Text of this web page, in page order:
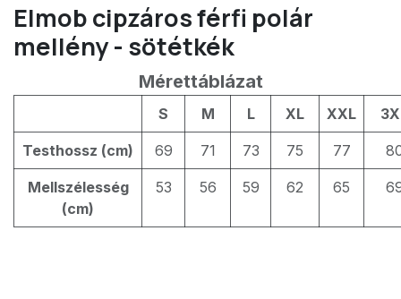
Elmob cipzáros férfi polár
mellény - sötétkék
Mérettáblázat
S M L XL XXL
Testhossz (cm) 69 71 73 75 77
Mellszélesség
(cm)
53 56 59 62 65